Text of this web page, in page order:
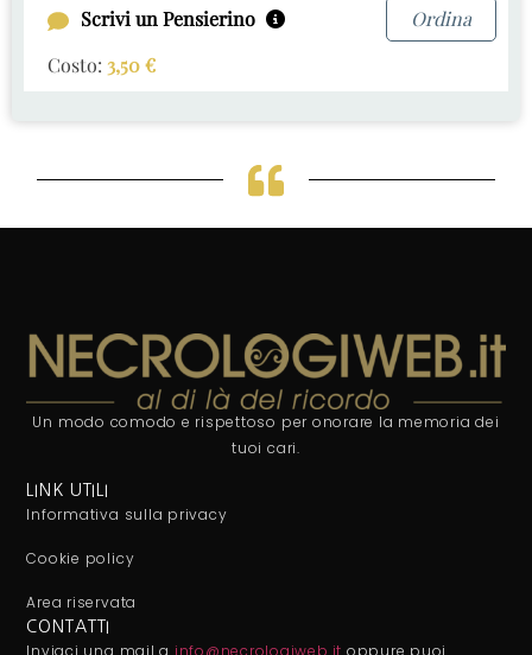
Scrivi un Pensierino
Ordina
Costo: 3,50€
Un modo comodo e rispettoso per onorare la memoria dei
tuoi cari.
LINK UTILI
Informativa sulla privacy
Cookie policy
Area riservata
CONTATTI
Inviaci una mail a info@necrologiweb.it oppure puoi